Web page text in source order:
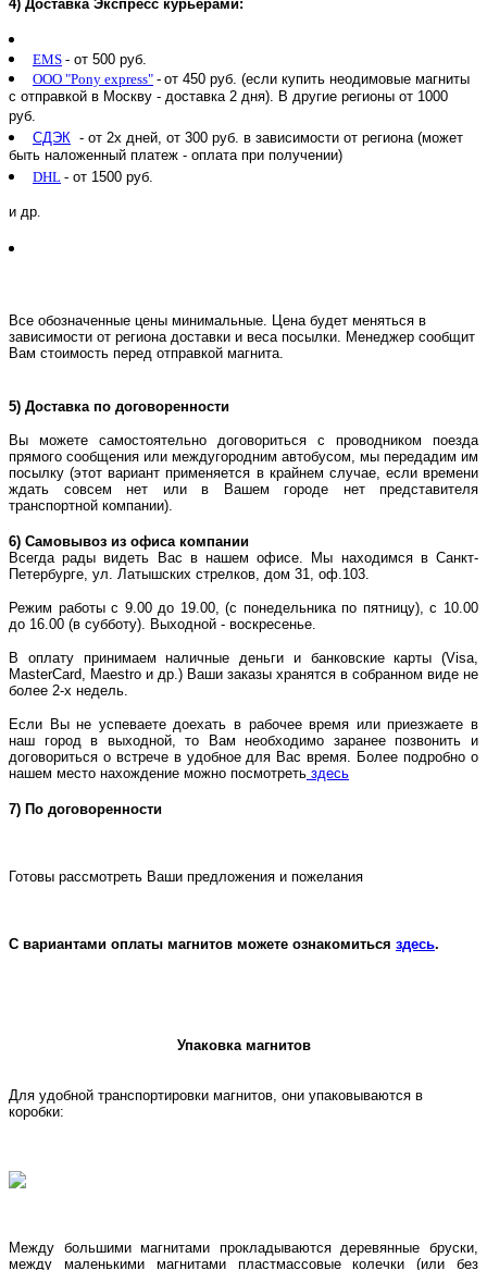
4) Доставка Экспресс курьерами:
EMS - от 500 руб.
ООО "Pony express" - от 450 руб. (если купить неодимовые магниты
с отправкой в Москву - доставка 2 дня). В другие регионы от 1000
руб.
СДЭК - от 2х дней, от 300 руб. в зависимости от региона (может
быть наложенный платеж - оплата при получении)
DHL - от 1500 руб.
и др.
Все обозначенные цены минимальные. Цена будет меняться в
зависимости от региона доставки и веса посылки. Менеджер сообщит
Вам стоимость перед отправкой магнита.
5) Доставка по договоренности
Вы можете самостоятельно договориться с проводником поезда
прямого сообщения или междугородним автобусом, мы передадим им
посылку (этот вариант применяется в крайнем случае, если времени
ждать совсем нет или в Вашем городе нет представителя
транспортной компании).
6) Самовывоз из офиса компании
Всегда рады видеть Вас в нашем офисе. Мы находимся в Санкт-
Петербурге, ул. Латышских стрелков, дом 31, оф.103.
Режим работы с 9.00 до 19.00, (с понедельника по пятницу), с 10.00
до 16.00 (в субботу). Выходной - воскресенье.
В оплату принимаем наличные деньги и банковские карты (Visa,
MasterCard, Maestro и др.) Ваши заказы хранятся в собранном виде не
более 2-х недель.
Если Вы не успеваете доехать в рабочее время или приезжаете в
наш город в выходной, то Вам необходимо заранее позвонить и
договориться о встрече в удобное для Вас время. Более подробно о
нашем место нахождение можно посмотреть здесь
7) По договоренности
Готовы рассмотреть Ваши предложения и пожелания
С вариантами оплаты магнитов можете ознакомиться здесь.
Упаковка магнитов
Для удобной транспортировки магнитов, они упаковываются в
коробки:
Между большими магнитами прокладываются деревянные бруски,
между маленькими магнитами пластмассовые колечки (или без